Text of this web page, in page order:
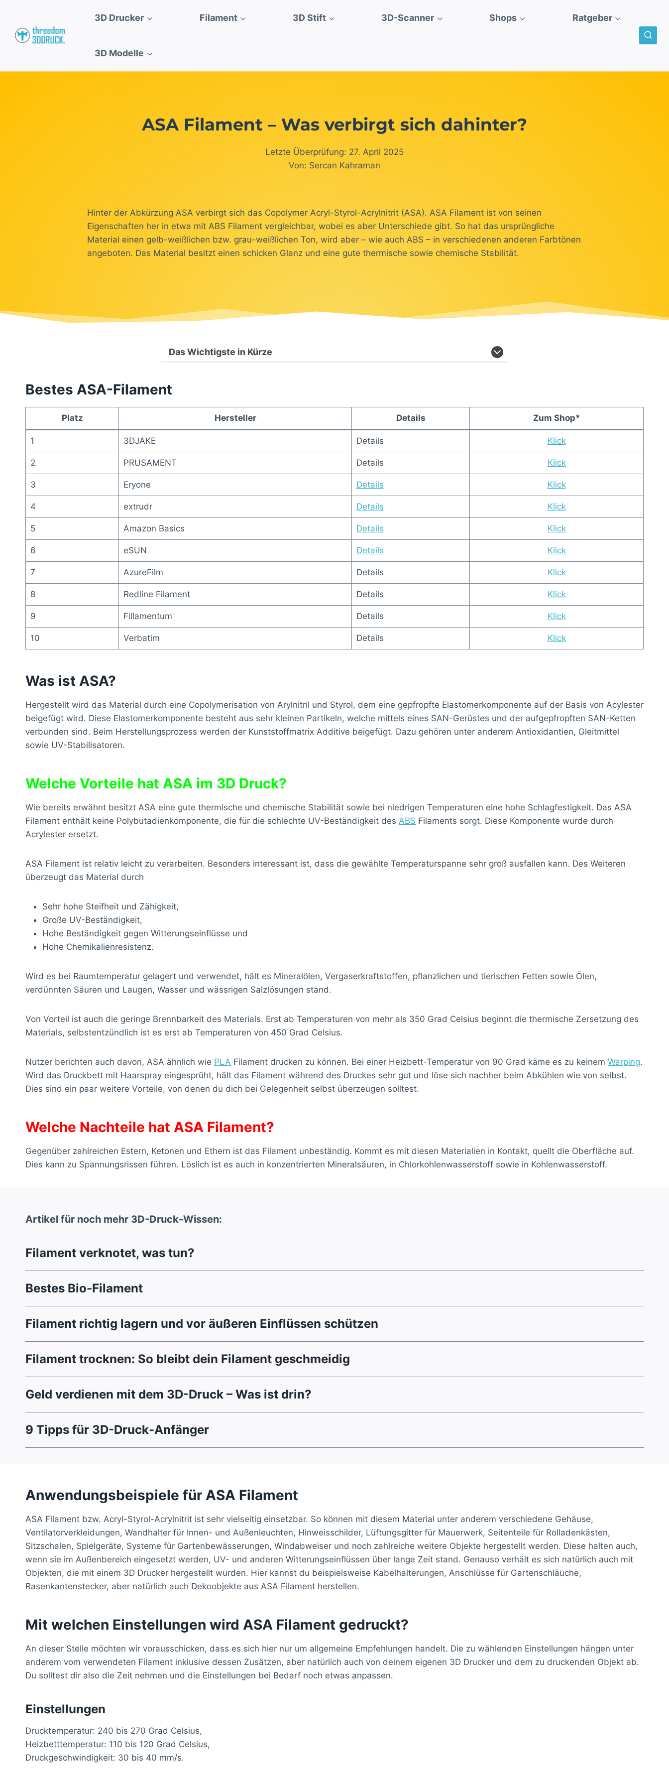
springen
3D Drucker Filament 3D Stift 3D-Scanner Shops Ratgeber
3D Modelle
ASA Filament – Was verbirgt sich dahinter?
Letzte Überprüfung: 27. April 2025
Von: Sercan Kahraman
Hinter der Abkürzung ASA verbirgt sich das Copolymer Acryl-Styrol-Acrylnitrit (ASA). ASA Filament ist von seinen
Eigenschaften her in etwa mit ABS Filament vergleichbar, wobei es aber Unterschiede gibt. So hat das ursprüngliche
Material einen gelb-weißlichen bzw. grau-weißlichen Ton, wird aber – wie auch ABS – in verschiedenen anderen Farbtönen
angeboten. Das Material besitzt einen schicken Glanz und eine gute thermische sowie chemische Stabilität.
Das Wichtigste in Kürze
Bestes ASA-Filament
Platz Hersteller Details Zum Shop*
1 3DJAKE Details Klick
2 PRUSAMENT Details Klick
3 Eryone Details Klick
4 extrudr Details Klick
5 Amazon Basics Details Klick
6 eSUN Details Klick
7 AzureFilm Details Klick
8 Redline Filament Details Klick
9 Fillamentum Details Klick
10 Verbatim Details Klick
Was ist ASA?
Hergestellt wird das Material durch eine Copolymerisation von Arylnitril und Styrol, dem eine gepfropfte Elastomerkomponente auf der Basis von Acylester
beigefügt wird. Diese Elastomerkomponente besteht aus sehr kleinen Partikeln, welche mittels eines SAN-Gerüstes und der aufgepfropften SAN-Ketten
verbunden sind. Beim Herstellungsprozess werden der Kunststoffmatrix Additive beigefügt. Dazu gehören unter anderem Antioxidantien, Gleitmittel
sowie UV-Stabilisatoren.
Welche Vorteile hat ASA im 3D Druck?
Wie bereits erwähnt besitzt ASA eine gute thermische und chemische Stabilität sowie bei niedrigen Temperaturen eine hohe Schlagfestigkeit. Das ASA
Filament enthält keine Polybutadienkomponente, die für die schlechte UV-Beständigkeit des ABS Filaments sorgt. Diese Komponente wurde durch
Acrylester ersetzt.
ASA Filament ist relativ leicht zu verarbeiten. Besonders interessant ist, dass die gewählte Temperaturspanne sehr groß ausfallen kann. Des Weiteren
überzeugt das Material durch
Sehr hohe Steifheit und Zähigkeit,
Große UV-Beständigkeit,
Hohe Beständigkeit gegen Witterungseinflüsse und
Hohe Chemikalienresistenz.
Wird es bei Raumtemperatur gelagert und verwendet, hält es Mineralölen, Vergaserkraftstoffen, pflanzlichen und tierischen Fetten sowie Ölen,
verdünnten Säuren und Laugen, Wasser und wässrigen Salzlösungen stand.
Von Vorteil ist auch die geringe Brennbarkeit des Materials. Erst ab Temperaturen von mehr als 350 Grad Celsius beginnt die thermische Zersetzung des
Materials, selbstentzündlich ist es erst ab Temperaturen von 450 Grad Celsius.
Nutzer berichten auch davon, ASA ähnlich wie PLA Filament drucken zu können. Bei einer Heizbett-Temperatur von 90 Grad käme es zu keinem Warping.
Wird das Druckbett mit Haarspray eingesprüht, hält das Filament während des Druckes sehr gut und löse sich nachher beim Abkühlen wie von selbst.
Dies sind ein paar weitere Vorteile, von denen du dich bei Gelegenheit selbst überzeugen solltest.
Welche Nachteile hat ASA Filament?
Gegenüber zahlreichen Estern, Ketonen und Ethern ist das Filament unbeständig. Kommt es mit diesen Materialien in Kontakt, quellt die Oberfläche auf.
Dies kann zu Spannungsrissen führen. Löslich ist es auch in konzentrierten Mineralsäuren, in Chlorkohlenwasserstoff sowie in Kohlenwasserstoff.
Artikel für noch mehr 3D-Druck-Wissen:
Filament verknotet, was tun?
Bestes Bio-Filament
Filament richtig lagern und vor äußeren Einflüssen schützen
Filament trocknen: So bleibt dein Filament geschmeidig
Geld verdienen mit dem 3D-Druck – Was ist drin?
9 Tipps für 3D-Druck-Anfänger
Anwendungsbeispiele für ASA Filament
ASA Filament bzw. Acryl-Styrol-Acrylnitrit ist sehr vielseitig einsetzbar. So können mit diesem Material unter anderem verschiedene Gehäuse,
Ventilatorverkleidungen, Wandhalter für Innen- und Außenleuchten, Hinweisschilder, Lüftungsgitter für Mauerwerk, Seitenteile für Rolladenkästen,
Sitzschalen, Spielgeräte, Systeme für Gartenbewässerungen, Windabweiser und noch zahlreiche weitere Objekte hergestellt werden. Diese halten auch,
wenn sie im Außenbereich eingesetzt werden, UV- und anderen Witterungseinflüssen über lange Zeit stand. Genauso verhält es sich natürlich auch mit
Objekten, die mit einem 3D Drucker hergestellt wurden. Hier kannst du beispielsweise Kabelhalterungen, Anschlüsse für Gartenschläuche,
Rasenkantenstecker, aber natürlich auch Dekoobjekte aus ASA Filament herstellen.
Mit welchen Einstellungen wird ASA Filament gedruckt?
An dieser Stelle möchten wir vorausschicken, dass es sich hier nur um allgemeine Empfehlungen handelt. Die zu wählenden Einstellungen hängen unter
anderem vom verwendeten Filament inklusive dessen Zusätzen, aber natürlich auch von deinem eigenen 3D Drucker und dem zu druckenden Objekt ab.
Du solltest dir also die Zeit nehmen und die Einstellungen bei Bedarf noch etwas anpassen.
Einstellungen
Drucktemperatur: 240 bis 270 Grad Celsius,
Heizbetttemperatur: 110 bis 120 Grad Celsius,
Druckgeschwindigkeit: 30 bis 40 mm/s.